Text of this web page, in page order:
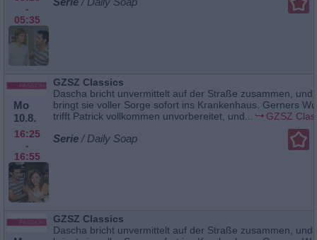
-
05:35
Mo
10.8.
16:25
-
16:55
GZSZ Classics
Dascha bricht unvermittelt auf der Straße zusammen, und
bringt sie voller Sorge sofort ins Krankenhaus. Gerners
trifft Patrick vollkommen unvorbereitet, und...
GZSZ
Serie / Daily Soap
GZSZ Classics
Dascha bricht unvermittelt auf der Straße zusammen, und